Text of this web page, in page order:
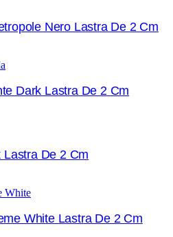
Nero Lastra De 2 Cm
Dark Lastra De 2 Cm
De 2 Cm
White Lastra De 2 Cm